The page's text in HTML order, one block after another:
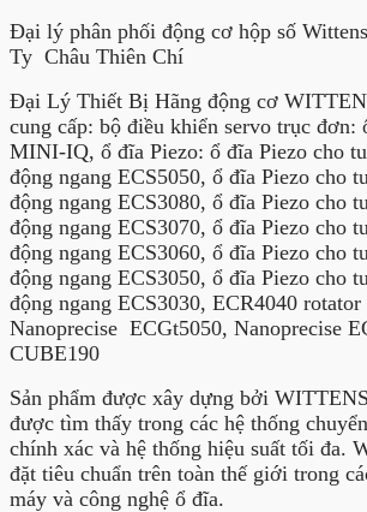
Đại lý phân phối động cơ hộp số
Ty Châu Thiên Chí
Đại Lý Thiết Bị Hãng động cơ
cung cấp: bộ điều khiển servo trục đơn:
MINI-IQ, ổ đĩa Piezo: ổ đĩa Piezo cho
động ngang ECS5050, ổ đĩa Piezo cho
động ngang ECS3080, ổ đĩa Piezo cho
động ngang ECS3070, ổ đĩa Piezo cho
động ngang ECS3060, ổ đĩa Piezo cho
động ngang ECS3050, ổ đĩa Piezo cho
động ngang ECS3030, ECR4040 rotator
Nanoprecise ECGt5050, Nanoprecise
CUBE190
Sản phẩm được xây dựng bởi
được tìm thấy trong các hệ thống
chính xác và hệ thống hiệu suất tối đa.
đặt tiêu chuẩn trên toàn thế giới trong
máy và công nghệ ổ đĩa.